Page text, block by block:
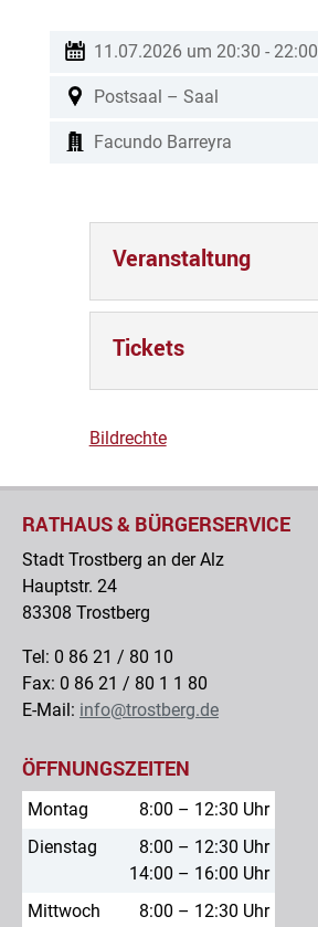
11.07.2026 um 20:30 - 22:00
Postsaal – Saal
Facundo Barreyra
Veranstaltung
Tickets
Bildrechte
RATHAUS & BÜRGERSERVICE
Stadt Trostberg an der Alz
Hauptstr. 24
83308 Trostberg
Tel: 0 86 21 / 80 10
Fax: 0 86 21 / 80 1 1 80
E-Mail: info@trostberg.de
ÖFFNUNGSZEITEN
Montag
8:00 – 12:30 Uhr
Dienstag
8:00 – 12:30 Uhr
14:00 – 16:00 Uhr
Mittwoch
8:00 – 12:30 Uhr